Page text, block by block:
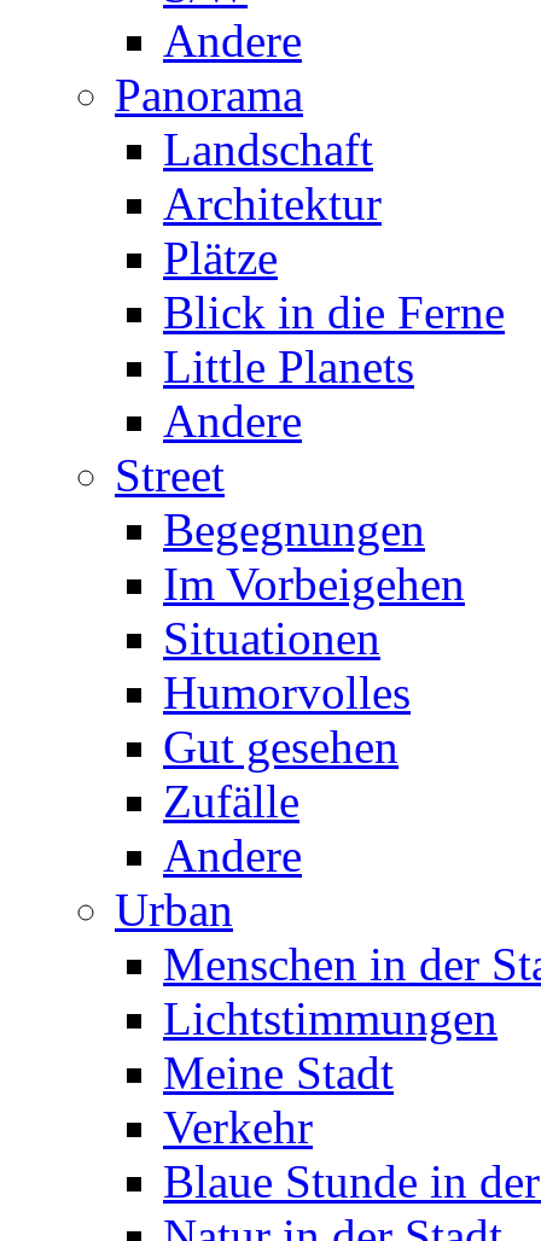
Andere
Panorama
Landschaft
Architektur
Plätze
Blick in die Ferne
Little Planets
Andere
Street
Begegnungen
Im Vorbeigehen
Situationen
Humorvolles
Gut gesehen
Zufälle
Andere
Urban
Menschen in der
Lichtstimmungen
Meine Stadt
Verkehr
Blaue Stunde in